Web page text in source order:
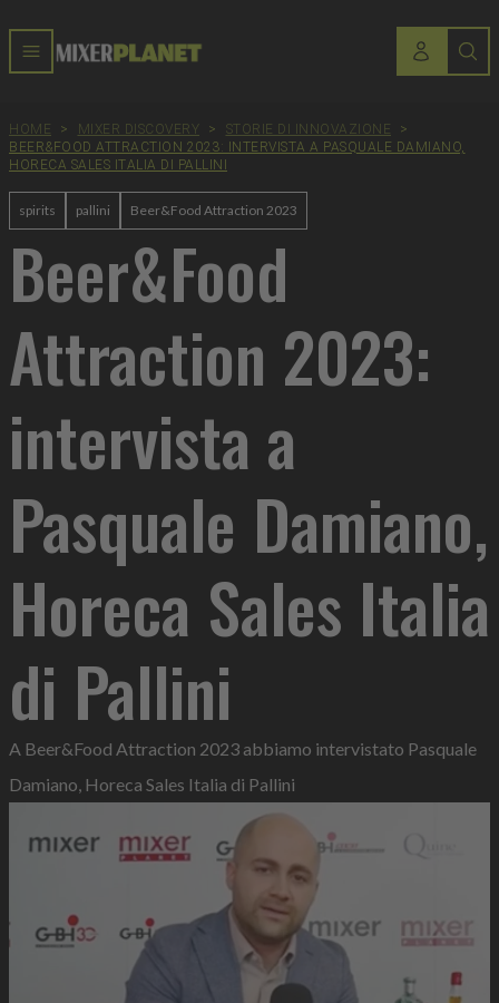
HOME > MIXER DISCOVERY > STORIE DI INNOVAZIONE
>
BEER&FOOD ATTRACTION 2023: INTERVISTA A PASQUALE DAMIANO,
HORECA SALES ITALIA DI PALLINI
spirits pallini Beer&Food Attraction 2023
Beer&Food
Attraction 2023:
intervista a
Pasquale Damiano,
Horeca Sales Italia
di Pallini
A Beer&Food Attraction 2023 abbiamo intervistato Pasquale
Damiano, Horeca Sales Italia di Pallini